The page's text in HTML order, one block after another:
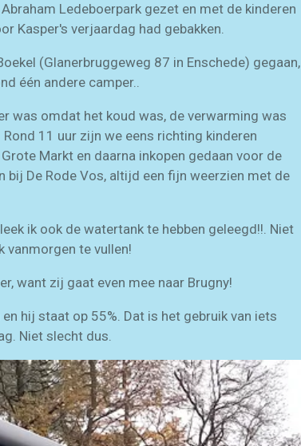
Ledeboerpark gezet en met de kinderen
Kasper's verjaardag had gebakken.
(Glanerbruggeweg 87 in Enschede) gegaan,
één andere camper..
was omdat het koud was, de verwarming was
11 uur zijn we eens richting kinderen
Markt en daarna inkopen gedaan voor de
bij De Rode Vos, altijd een fijn weerzien met de
ik ook de watertank te hebben geleegd!!. Niet
vanmorgen te vullen!
want zij gaat even mee naar Brugny!
hij staat op 55%. Dat is het gebruik van iets
Niet slecht dus.